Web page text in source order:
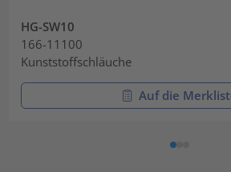
HG-SW10
166-11100
Kunststoffschläuche
Auf die